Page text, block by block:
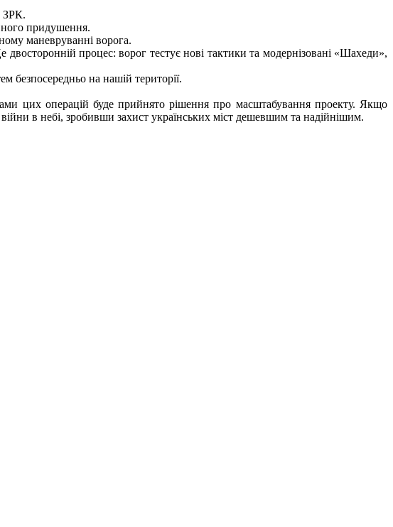
ЗРК.
придушення.
маневруванні ворога.
процес: ворог тестує нові тактики та модернізовані «Шахеди»,
безпосередньо на нашій території.
цих операцій буде прийнято рішення про масштабування проекту. Якщо
в небі, зробивши захист українських міст дешевшим та надійнішим.